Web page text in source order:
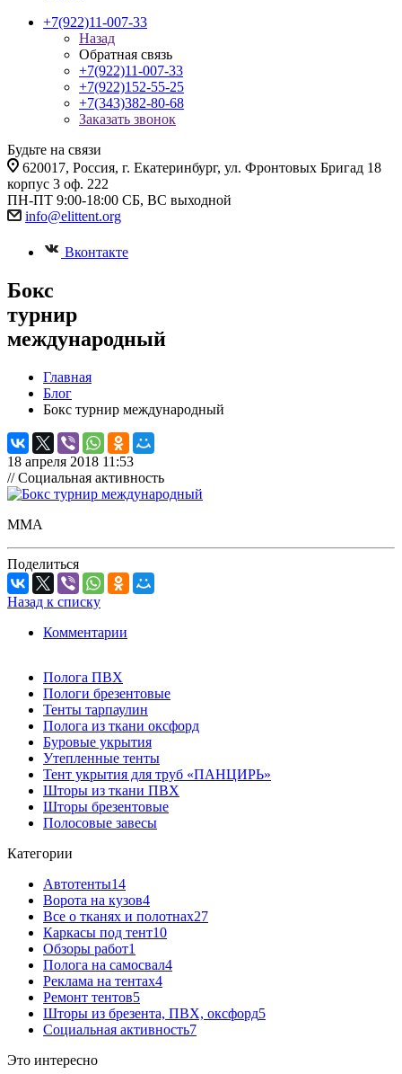
+7(922)11-007-33
Назад
Обратная связь
+7(922)11-007-33
+7(922)152-55-25
+7(343)382-80-68
Заказать звонок
Будьте на связи
620017, Россия, г. Екатеринбург, ул. Фронтовых Бригад 18
корпус 3 оф. 222
ПН-ПТ 9:00-18:00 СБ, ВС выходной
info@elittent.org
Вконтакте
Бокс
турнир
международный
Главная
Блог
Бокс турнир международный
18 апреля 2018 11:53
// Социальная активность
ММА
Поделиться
Назад к списку
Комментарии
Полога ПВХ
Пологи брезентовые
Тенты тарпаулин
Полога из ткани оксфорд
Буровые укрытия
Утепленные тенты
Тент укрытия для труб «ПАНЦИРЬ»
Шторы из ткани ПВХ
Шторы брезентовые
Полосовые завесы
Категории
Автотенты14
Ворота на кузов4
Все о тканях и полотнах27
Каркасы под тент10
Обзоры работ1
Полога на самосвал4
Реклама на тентах4
Ремонт тентов5
Шторы из брезента, ПВХ, оксфорд5
Социальная активность7
Это интересно